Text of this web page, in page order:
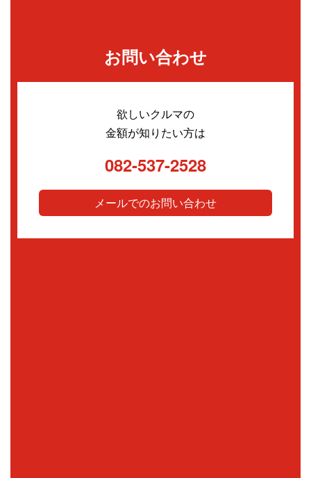
お問い合わせ
欲しいクルマの
金額が知りたい方は
082-537-2528
メールでのお問い合わせ